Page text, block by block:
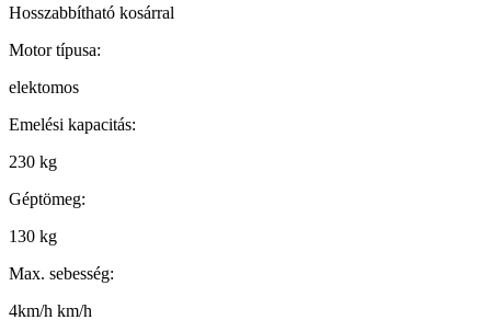
Hosszabbítható kosárral
Motor típusa:
elektomos
Emelési kapacitás:
230 kg
Géptömeg:
130 kg
Max. sebesség:
4km/h km/h